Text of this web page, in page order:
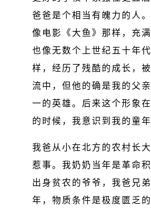
爸爸是个相当有魄力的人
像电影《大鱼》那样，充
也像无数个上世纪五十年
样，经历了残酷的成长，
流中，但他的确是我的父
一的英雄。后来这个形象
的时候，我意识到我的童
我爸从小在北方的农村长
惹事。我奶奶当年是革命
出身贫农的爷爷，我爸兄
年，物质条件是极度匮乏